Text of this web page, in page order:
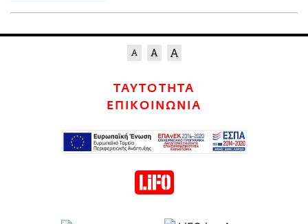
ΤΑΥΤΟΤΗΤΑ
ΕΠΙΚΟΙΝΩΝΙΑ